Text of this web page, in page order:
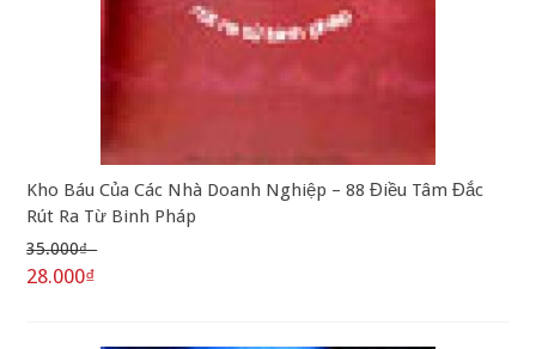
Kho Báu Của Các Nhà Doanh Nghiệp – 88 Điều Tâm Đắc
Rút Ra Từ Binh Pháp
35.000₫
28.000₫